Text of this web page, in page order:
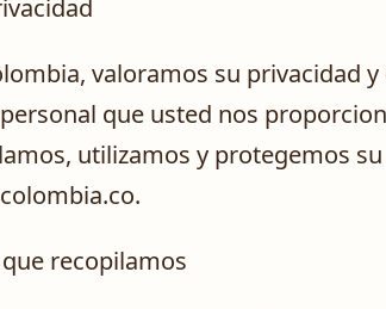
valoramos su privacidad
que usted nos
utilizamos y protegemos
recopilamos